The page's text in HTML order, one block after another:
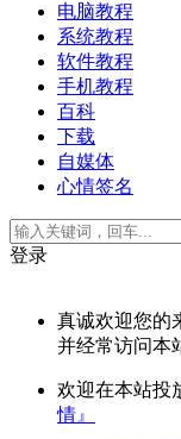
电脑教程
系统教程
软件教程
手机教程
百科
下载
自媒体
心情签名
登录
真诚欢迎您的
并经常访问本
欢迎在本站投
情』